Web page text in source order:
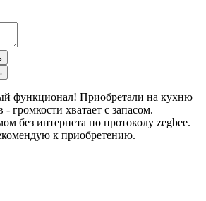
функционал! Приобретали на кухню
громкости хватает с запасом.
без интернета по протоколу zegbee.
к приобретению.